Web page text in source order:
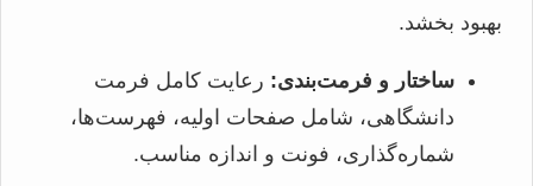
بهبود بخشد.
ساختار و فرمت‌بندی: رعایت کامل فرمت
دانشگاهی، شامل صفحات اولیه، فهرست‌ها،
شماره‌گذاری، فونت و اندازه مناسب.